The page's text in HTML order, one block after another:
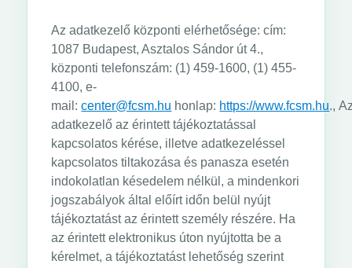
Az adatkezelő központi elérhetősége: cím:
1087 Budapest, Asztalos Sándor út 4.,
központi telefonszám: (1) 459-1600, (1) 455-
4100, e-
mail:center@fcsm.hu honlap: https://www.fcsm.hu.,
adatkezelő az érintett tájékoztatással
kapcsolatos kérése, illetve adatkezeléssel
kapcsolatos tiltakozása és panasza esetén
indokolatlan késedelem nélkül, a mindenkori
jogszabályok által előírt időn belül nyújt
tájékoztatást az érintett személy részére. Ha
az érintett elektronikus úton nyújtotta be a
kérelmet, a tájékoztatást lehetőség szerint